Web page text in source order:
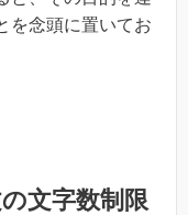
を念頭に置いてお
文字数制限